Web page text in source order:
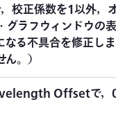
校正係数を1以外，
グラフウィンドウの
なる不具合を修正し
。）
Offsetで，